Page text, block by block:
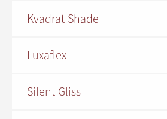
Kvadrat Shade
Luxaflex
Silent Gliss